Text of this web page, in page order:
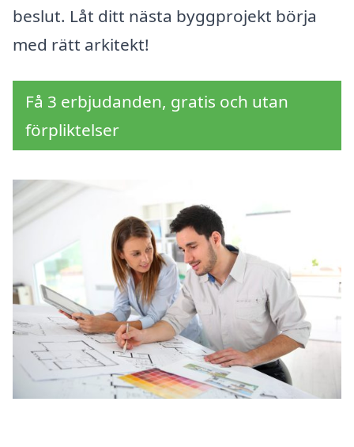
beslut. Låt ditt nästa byggprojekt börja
med rätt arkitekt!
Få 3 erbjudanden, gratis och utan
förpliktelser